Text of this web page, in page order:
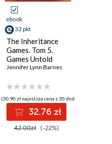
ebook
32 pkt
The Inheritance
Games. Tom 5.
Games Untold
Jennifer Lynn Barnes
(30,90 zł najniższa cena z 30 dni)
32.76 zł
42.00zł (-22%)